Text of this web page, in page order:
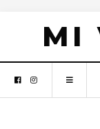
MI